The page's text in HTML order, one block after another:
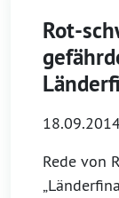
Rot-
Rede von